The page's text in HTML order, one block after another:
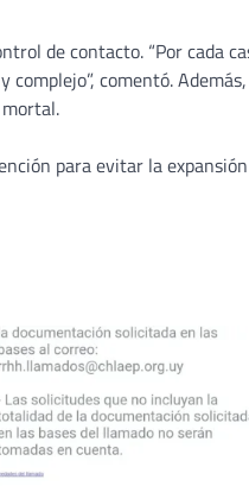
de contacto. “Por cada
comentó. Además,
para evitar la